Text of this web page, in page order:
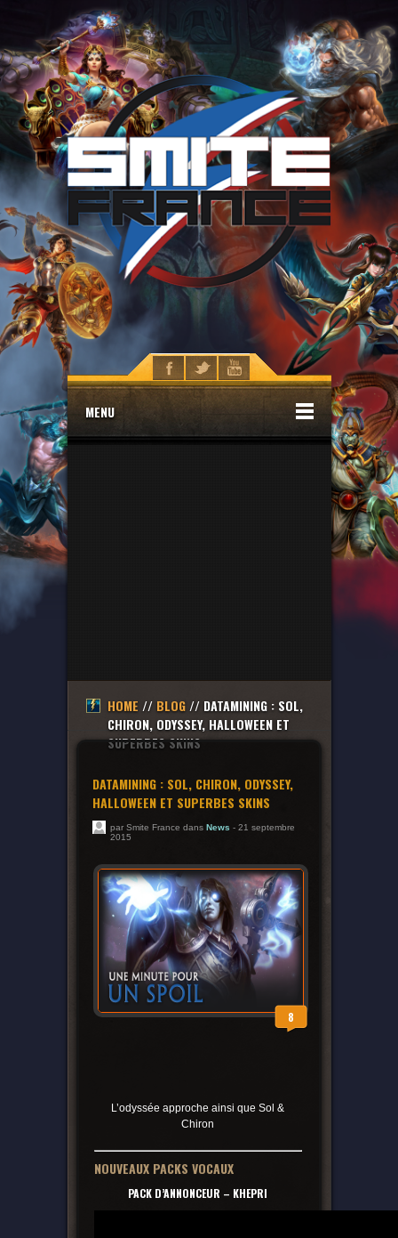
MENU
HOME // BLOG// DATAMINING : SOL,
CHIRON, ODYSSEY, HALLOWEEN ET
SUPERBES SKINS
DATAMINING : SOL, CHIRON, ODYSSEY,
HALLOWEEN ET SUPERBES SKINS
par Smite France dans News - 21 septembre
2015
8
L’odyssée approche ainsi que Sol &
Chiron
NOUVEAUX PACKS VOCAUX
PACK D’ANNONCEUR – KHEPRI